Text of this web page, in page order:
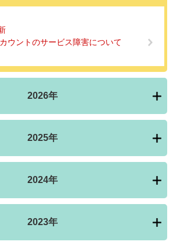
ウントのサービス障害について
2026年
2025年
2024年
2023年